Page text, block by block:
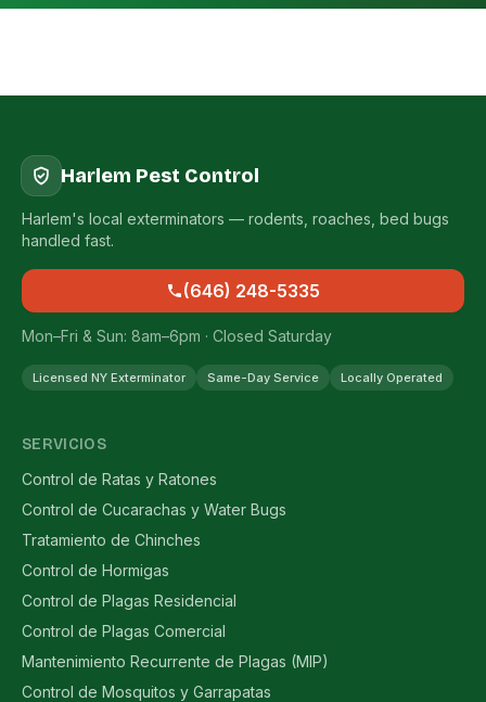
Harlem Pest Control
Harlem's local exterminators — rodents, roaches, bed bugs
handled fast.
(646) 248-5335
Mon–Fri & Sun: 8am–6pm · Closed Saturday
Licensed NY Exterminator Same-Day Service Locally Operated
SERVICIOS
Control de Ratas y Ratones
Control de Cucarachas y Water Bugs
Tratamiento de Chinches
Control de Hormigas
Control de Plagas Residencial
Control de Plagas Comercial
Mantenimiento Recurrente de Plagas (MIP)
Control de Mosquitos y Garrapatas